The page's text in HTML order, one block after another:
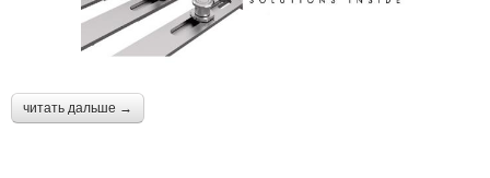
читать дальше →